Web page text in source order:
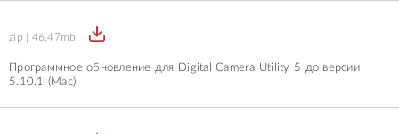
zip | 46.47mb
Программное обновление для Digital Camera Utility 5 до версии
5.10.1 (Mac)